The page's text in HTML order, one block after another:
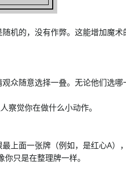
机的，没有作弊。这能增加魔术
众随意选择一叠。无论他们选哪
察觉你在做什么小动作。
上面一张牌（例如，是红心A）
只是在整理牌一样。